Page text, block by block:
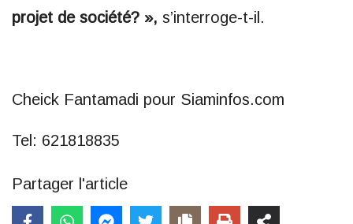
projet de société? », s’interroge-t-il.
Cheick Fantamadi pour Siaminfos.com
Tel: 621818835
Partager l'article